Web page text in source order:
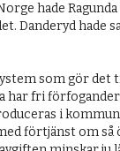
hade
Danderyd hade
som gör det
har fri
i
förtjänst om så